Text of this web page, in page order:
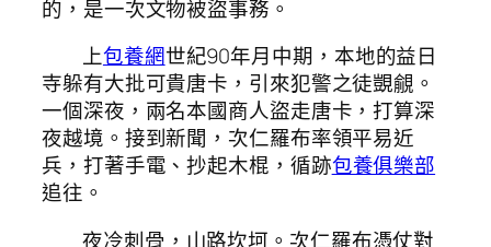
的，是一次文物被盜事務。
上包養網世紀90年月中期，本地的益日
寺躲有大批可貴唐卡，引來犯警之徒覬覦。
一個深夜，兩名本國商人盜走唐卡，打算深
夜越境。接到新聞，次仁羅布率領平易近
兵，打著手電、抄起木棍，循跡包養俱樂部
追往。
夜冷刺骨，山路坎坷。次仁羅布憑仗對